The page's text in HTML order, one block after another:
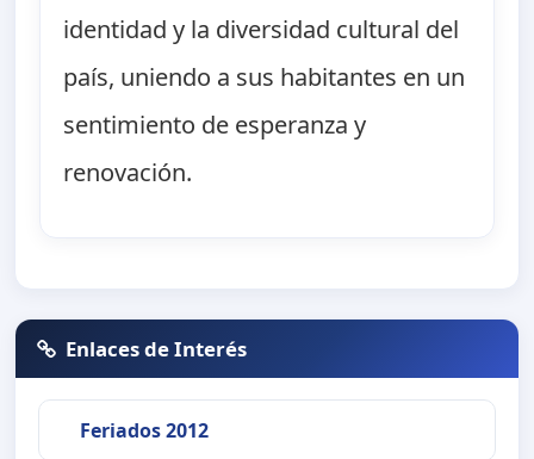
identidad y la diversidad cultural del
país, uniendo a sus habitantes en un
sentimiento de esperanza y
renovación.
Enlaces de Interés
Feriados 2012